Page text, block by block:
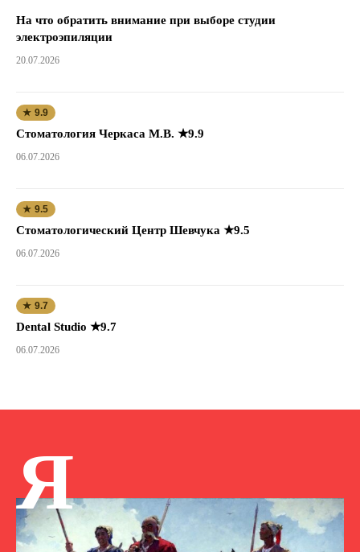
На что обратить внимание при выборе студии
электроэпиляции
20.07.2026
★ 9.9
Стоматология Черкаса М.В. ★9.9
06.07.2026
★ 9.5
Стоматологический Центр Шевчука ★9.5
06.07.2026
★ 9.7
Dental Studio ★9.7
06.07.2026
Я